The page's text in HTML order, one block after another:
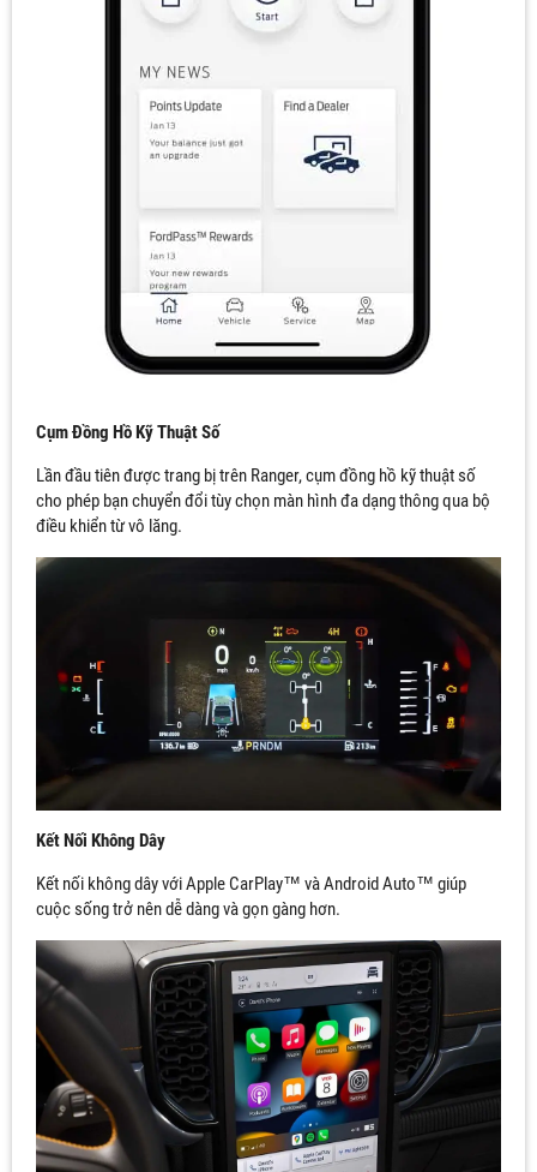
Cụm Đồng Hồ Kỹ Thuật Số
Lần đầu tiên được trang bị trên Ranger, cụm đồng hồ kỹ thuật số
cho phép bạn chuyển đổi tùy chọn màn hình đa dạng thông qua bộ
điều khiển từ vô lăng.
Kết Nối Không Dây
Kết nối không dây với Apple CarPlay™ và Android Auto™ giúp
cuộc sống trở nên dễ dàng và gọn gàng hơn.